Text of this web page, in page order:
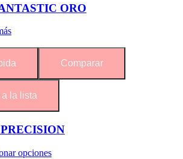
ORO
Comparar
la lista
opciones